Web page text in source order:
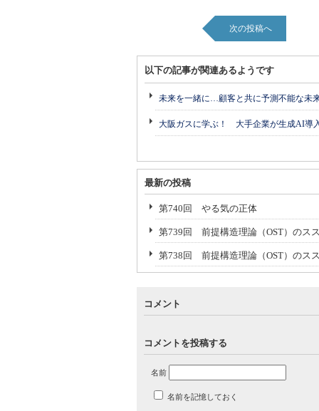
次の投稿へ
以下の記事が関連あるようです
未来を一緒に…顧客と共に予測不能な未
大阪ガスに学ぶ！ 大手企業が生成AI導
最新の投稿
第740回 やる気の正体
第739回 前提構造理論（OST）のス
第738回 前提構造理論（OST）のス
コメント
コメントを投稿する
名前
名前を記憶しておく